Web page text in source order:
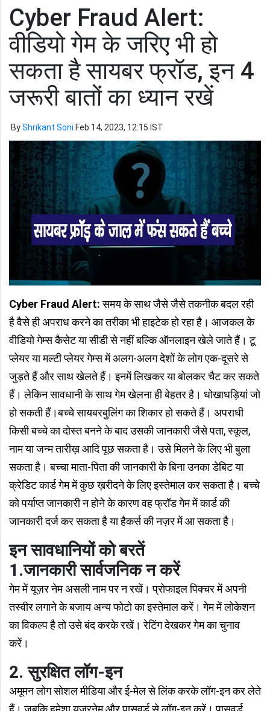
Cyber Fraud Alert:
वीडियो गेम के जरिए भी हो
सकता है सायबर फ्रॉड, इन 4
जरूरी बातों का ध्यान रखें
ByShrikant Soni Feb 14, 2023, 12:15 IST
Cyber Fraud Alert:समय के साथ जैसे जैसे तकनीक बदल रही
है वैसे ही अपराध करने का तरीका भी हाइटेक हो रहा है। आजकल के
वीडियो गेम्स कैसेट या सीडी से नहीं बल्कि ऑनलाइन खेले जाते हैं। टू
प्लेयर या मल्टी प्लेयर गेम्स में अलग-अलग देशों के लोग एक-दूसरे से
जुड़ते हैं और साथ खेलते हैं। इनमें लिखकर या बोलकर चैट कर सकते
हैं। लेकिन सावधानी के साथ गेम खेलना ही बेहतर है। धोखाधड़ियां जो
हो सकती हैं।बच्चे सायबरबुलिंग का शिकार हो सकते हैं। अपराधी
किसी बच्चे का दोस्त बनने के बाद उसकी जानकारी जैसे पता, स्कूल,
नाम या जन्म तारीख़ आदि पूछ सकता है। उसे मिलने के लिए भी बुला
सकता है। बच्चा माता-पिता की जानकारी के बिना उनका डेबिट या
क्रेडिट कार्ड गेम में कुछ ख़रीदने के लिए इस्तेमाल कर सकता है। बच्चे
को पर्याप्त जानकारी न होने के कारण वह फ्रॉड गेम में कार्ड की
जानकारी दर्ज कर सकता है या हैकर्स की नज़र में आ सकता है।
इन सावधानियों को बरतें
1.जानकारी सार्वजनिक न करें
गेम में यूज़र नेम असली नाम पर न रखें। प्रोफाइल पिक्चर में अपनी
तस्वीर लगाने के बजाय अन्य फोटो का इस्तेमाल करें। गेम में लोकेशन
का विकल्प है तो उसे बंद करके रखें। रेटिंग देखकर गेम का चुनाव
करें।
2. सुरक्षित लॉग-इन
अमूमन लोग सोशल मीडिया और ई-मेल से लिंक करके लॉग-इन कर लेते